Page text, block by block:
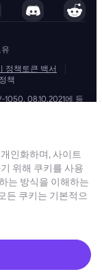
정책토큰 백서
책
08.10.2021에 등
Road Town,
Latvia 및 BMINE
며 자금 세탁, 테러 자
관련 자금 세탁 방지
를 엄격하게 준수하
준의 표준을 준수합
organized and
HE 450955,
EAST
인화하며, 사이트
위해 쿠키를 사용
는 방식을 이해하는
든 쿠키는 기본적으